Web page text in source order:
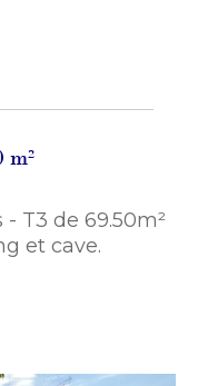
m²
- T3 de 69.50m²
et cave.